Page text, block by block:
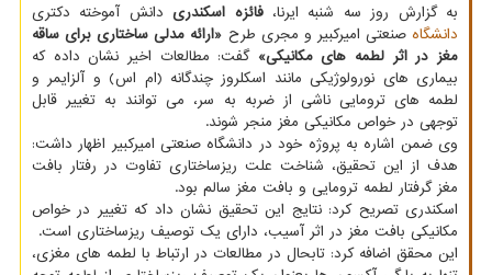
به گزارش روز سه شنبه ایرنا،فائزه اسکندری دانش آموخته دکتری
دانشگاه صنعتی امیرکبیر و مجری طرح «ارائه مدلی ساختاری برای ساقه
مغز در اثر لطمه های مکانیکی»گفت: مطالعات اخیر نشان داده که
بیماری های نورولوژیکی مانند اسکلروز چندگانه (ام اس) و آلزایمر و
لطمه های ترومایی ناشی از ضربه به سر، می توانند به تغییر قابل
توجهی در خواص مکانیکی مغز منجر شوند.
وی ضمن اشاره به پروژه خود در دانشگاه صنعتی امیرکبیر اظهار داشت:
هدف از این تحقیق، شناخت علت ریزساختاری تفاوت در رفتار بافت
مغز گرفتار لطمه ترومایی و بافت مغز سالم بود.
اسکندری تصریح کرد: نتایج این تحقیق نشان داد که تغییر در خواص
مکانیکی بافت مغز در اثر آسیب، دارای یک توصیف ریزساختاری است.
این محقق اضافه کرد: تابحال در مطالعات در ارتباط با لطمه های مغزی،